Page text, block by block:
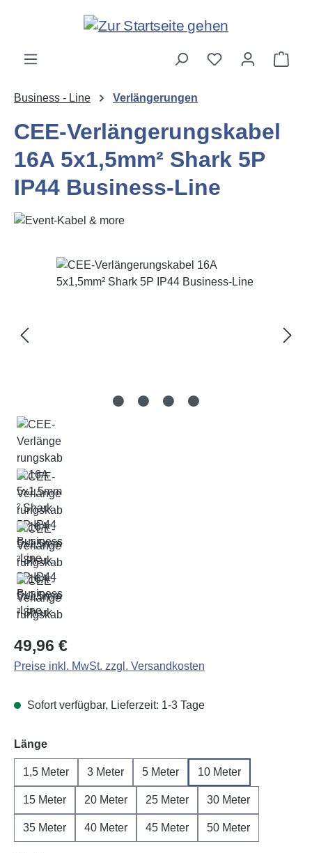
Zum Hauptinhalt springen
Business - Line Verlängerungen
CEE-Verlängerungskabel
16A 5x1,5mm² Shark 5P
IP44 Business-Line
Bildergalerie überspringen
Regulärer Preis:
49,96 €
Preise inkl. MwSt. zzgl. Versandkosten
Sofort verfügbar, Lieferzeit: 1-3 Tage
Längeauswählen
1,5 Meter 3 Meter 5 Meter 10 Meter
15 Meter 20 Meter 25 Meter 30 Meter
35 Meter 40 Meter 45 Meter 50 Meter